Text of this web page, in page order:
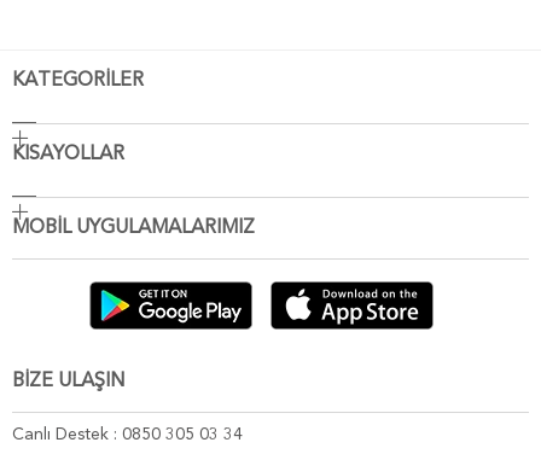
KATEGORİLER
KISAYOLLAR
MOBİL UYGULAMALARIMIZ
BİZE ULAŞIN
Canlı Destek : 0850 305 03 34